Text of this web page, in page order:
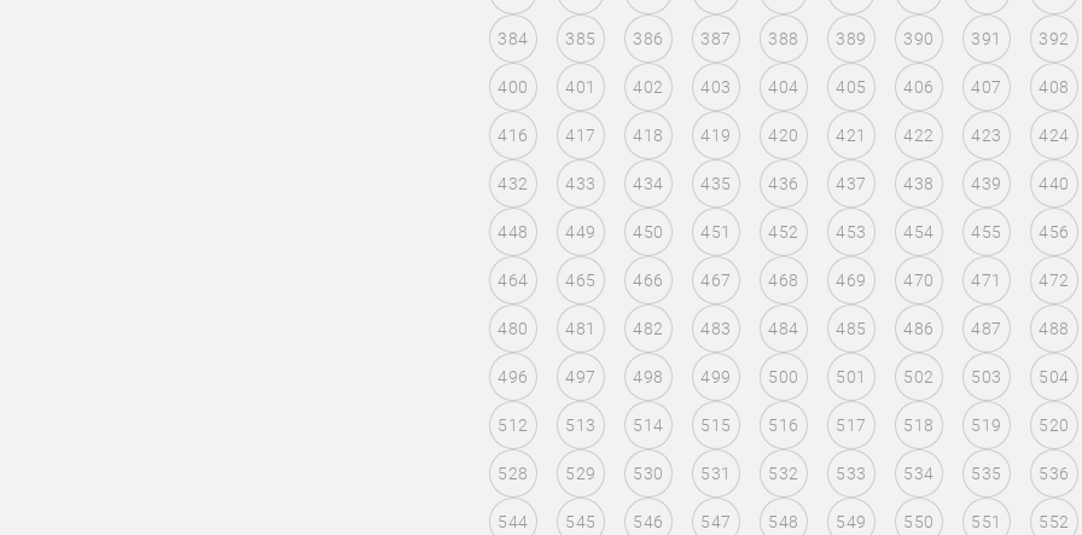
384 385 386 387 388 389 390 391 392
400 401 402 403 404 405 406 407 408
416 417 418 419 420 421 422 423 424
432 433 434 435 436 437 438 439 440
448 449 450 451 452 453 454 455 456
464 465 466 467 468 469 470 471 472
480 481 482 483 484 485 486 487 488
496 497 498 499 500 501 502 503 504
512 513 514 515 516 517 518 519 520
528 529 530 531 532 533 534 535 536
544 545 546 547 548 549 550 551 552